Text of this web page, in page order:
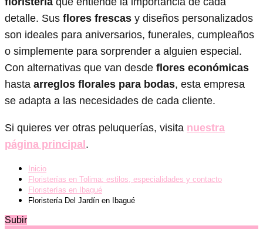
detalle. Sus flores frescas y diseños personalizados
son ideales para aniversarios, funerales, cumpleaños
o simplemente para sorprender a alguien especial.
Con alternativas que van desde flores económicas
hasta arreglos florales para bodas, esta empresa
se adapta a las necesidades de cada cliente.
Si quieres ver otras peluquerías, visita nuestra
página principal.
Inicio
Floristerías en Tolima: estilos, especialidades y contacto
Floristerías en Ibagué
Floristería Del Jardín en Ibagué
Subir